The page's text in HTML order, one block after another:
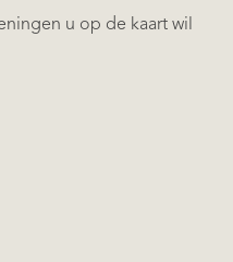
u op de kaart wil